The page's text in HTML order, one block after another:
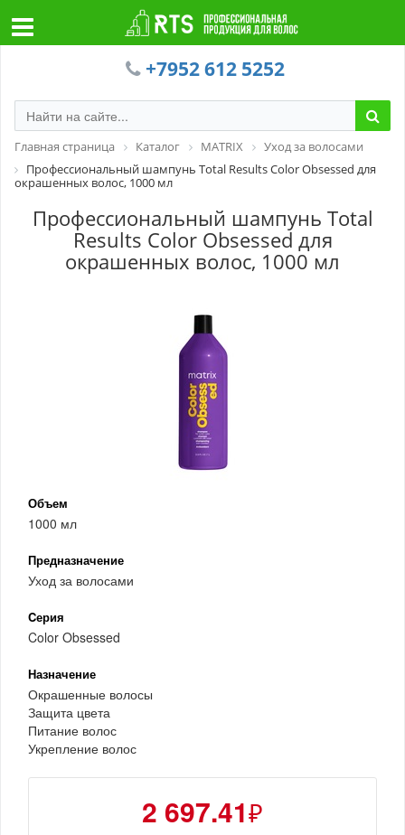
+7952 612 5252
Главная страница Каталог MATRIX
Уход за волосами
Профессиональный шампунь Total Results Color Obsessed для
окрашенных волос, 1000 мл
Профессиональный шампунь Total
Results Color Obsessed для
окрашенных волос, 1000 мл
Объем
1000 мл
Предназначение
Уход за волосами
Cерия
Color Obsessed
Назначение
Окрашенные волосы
Защита цвета
Питание волос
Укрепление волос
2 697.41₽